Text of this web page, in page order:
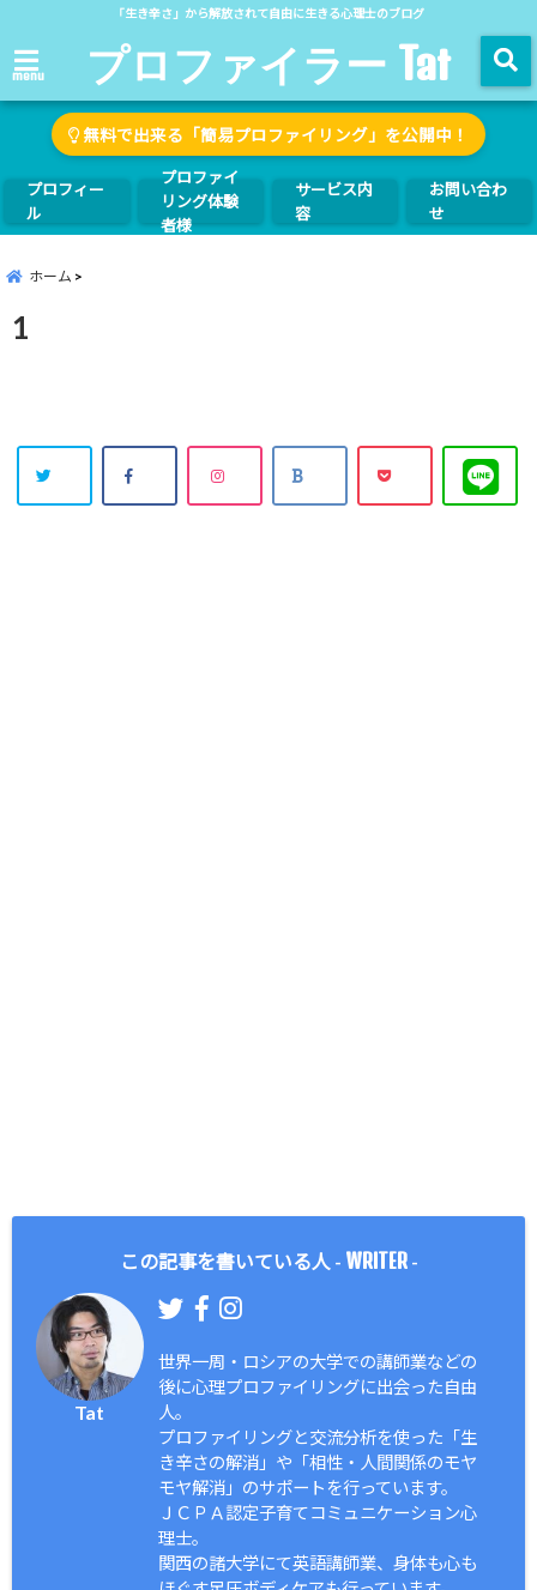
「生き辛さ」から解放されて自由に生きる心理士のブログ
menu プロファイラー Tat
無料で出来る「簡易プロファイリング」を公開中！
プロフィー
ル
プロファイ
リング体験
者様
サービス内
容
お問い合わ
せ
ホーム
1
この記事を書いている人 - WRITER-
Tat
世界一周・ロシアの大学での講師業などの
後に心理プロファイリングに出会った自由
人。
プロファイリングと交流分析を使った「生
き辛さの解消」や「相性・人間関係のモヤ
モヤ解消」のサポートを行っています。
ＪＣＰＡ認定子育てコミュニケーション心
理士。
関西の諸大学にて英語講師業、身体も心も